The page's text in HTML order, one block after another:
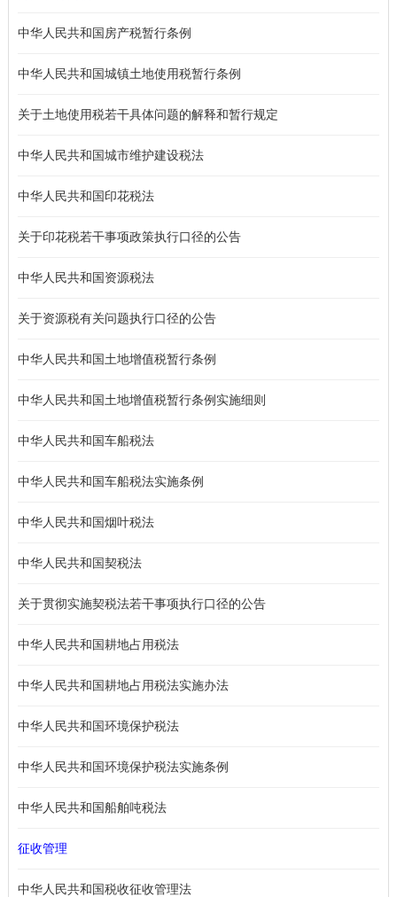
中华人民共和国房产税暂行条例
中华人民共和国城镇土地使用税暂行条例
关于土地使用税若干具体问题的解释和暂行规定
中华人民共和国城市维护建设税法
中华人民共和国印花税法
关于印花税若干事项政策执行口径的公告
中华人民共和国资源税法
关于资源税有关问题执行口径的公告
中华人民共和国土地增值税暂行条例
中华人民共和国土地增值税暂行条例实施细则
中华人民共和国车船税法
中华人民共和国车船税法实施条例
中华人民共和国烟叶税法
中华人民共和国契税法
关于贯彻实施契税法若干事项执行口径的公告
中华人民共和国耕地占用税法
中华人民共和国耕地占用税法实施办法
中华人民共和国环境保护税法
中华人民共和国环境保护税法实施条例
中华人民共和国船舶吨税法
征收管理
中华人民共和国税收征收管理法